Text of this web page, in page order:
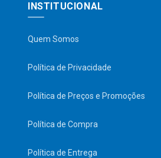
INSTITUCIONAL
Quem Somos
Política de Privacidade
Política de Preços e Promoções
Política de Compra
Política de Entrega